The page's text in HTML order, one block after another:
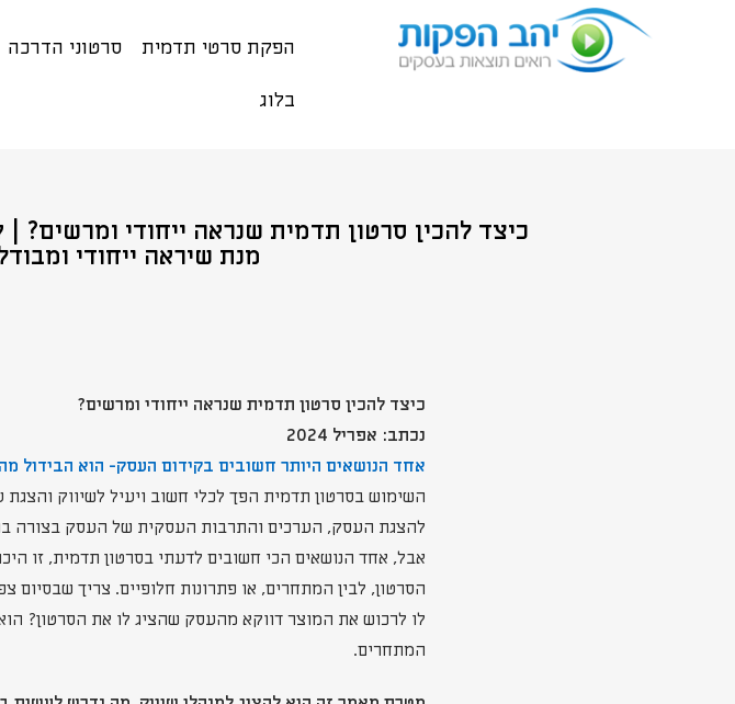
הפקת סרטי תדמית סרטוני הדרכה
בלוג
כיצד להכין סרטון תדמית שנראה ייחודי
מנת שיראה ייחודי
כיצד להכין סרטון תדמית שנראה ייחודי ומרשים?
נכתב: אפריל 2024
אחד הנושאים היותר חשובים בקידום העסק- הוא הבידול
השימוש בסרטון תדמית הפך לכלי חשוב ויעיל לשיווק
להצגת העסק, הערכים והתרבות העסקית של העסק בצורה
אבל, אחד הנושאים הכי חשובים לדעתי בסרטון תדמית, זו
הסרטון, לבין המתחרים, או פתרונות חלופיים. צריך
לו לרכוש את המוצר דווקא מהעסק שהציג לו את הסרטון?
המתחרים.